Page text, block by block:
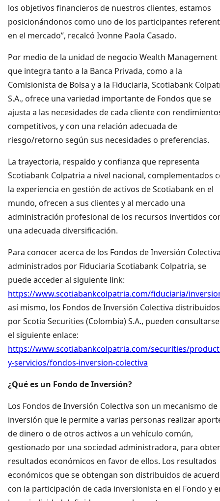
los objetivos financieros de nuestros clientes, estamos
posicionándonos como uno de los participantes
en el mercado”, recalcó Ivonne Paola Casado.
Por medio de la unidad de negocio Wealth Management
que integra tanto a la Banca Privada, como a la
Comisionista de Bolsa y a la Fiduciaria, Scotiabank
S.A., ofrece una variedad importante de Fondos que se
ajusta a las necesidades de cada cliente con
competitivos, y con una relación adecuada de
riesgo/retorno según sus necesidades o preferencias.
La trayectoria, respaldo y confianza que representa
Scotiabank Colpatria a nivel nacional, complementados
la experiencia en gestión de activos de Scotiabank en el
mundo, ofrecen a sus clientes y al mercado una
administración profesional de los recursos invertidos
una adecuada diversificación.
Para conocer acerca de los Fondos de Inversión
administrados por Fiduciaria Scotiabank Colpatria, se
puede acceder al siguiente link:
https://www.scotiabankcolpatria.com/fiduciaria/
así mismo, los Fondos de Inversión Colectiva distribuidos
por Scotia Securities (Colombia) S.A., pueden
el siguiente enlace:
https://www.scotiabankcolpatria.com/securities/
y-servicios/fondos-inversion-colectiva
¿Qué es un Fondo de Inversión?
Los Fondos de Inversión Colectiva son un mecanismo de
inversión que le permite a varias personas realizar
de dinero o de otros activos a un vehículo común,
gestionado por una sociedad administradora, para
resultados económicos en favor de ellos. Los resultados
económicos que se obtengan son distribuidos de
con la participación de cada inversionista en el Fondo y